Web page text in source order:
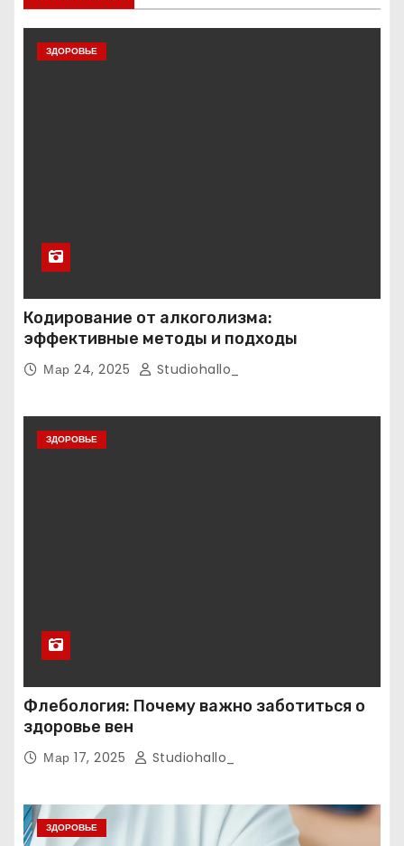
ЗДОРОВЬЕ
Кодирование от алкоголизма:
эффективные методы и подходы
Мар 24, 2025 Studiohallo_
ЗДОРОВЬЕ
Флебология: Почему важно заботиться о
здоровье вен
Мар 17, 2025 Studiohallo_
ЗДОРОВЬЕ